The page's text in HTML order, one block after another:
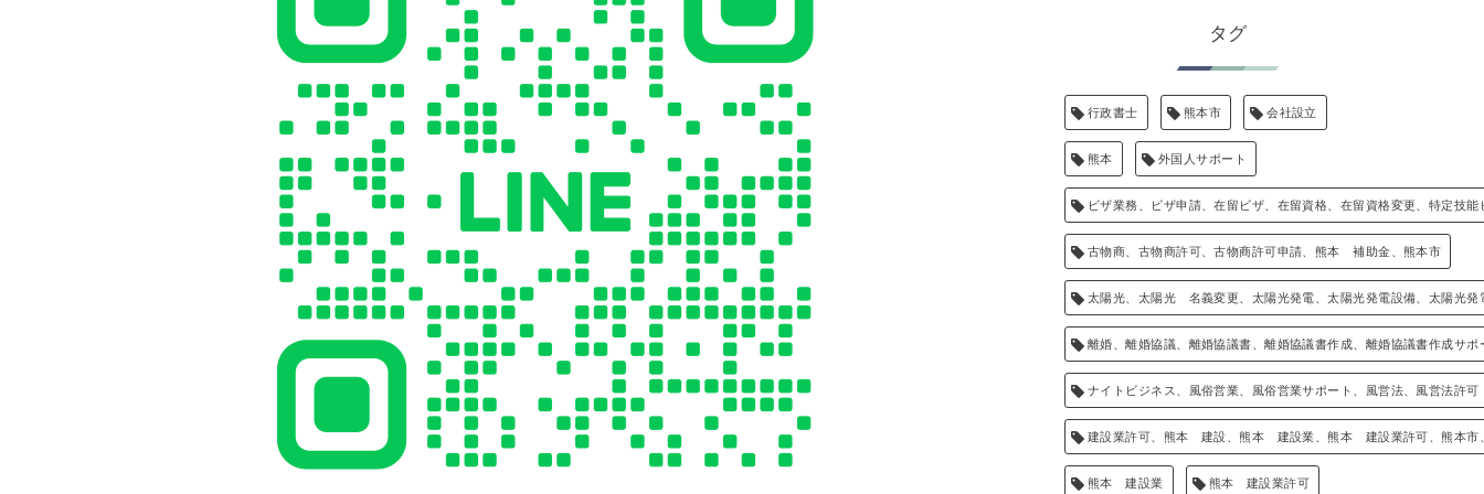
タグ
行政書士 熊本市 会社設立
熊本 外国人サポート
ビザ業務、ビザ申請、在留ビザ、在留資格、在留資格変更、特定技能
古物商、古物商許可、古物商許可申請、熊本 補助金、熊本市
太陽光、太陽光 名義変更、太陽光発電、太陽光発電設備、太陽光
離婚、離婚協議、離婚協議書、離婚協議書作成、離婚協議書作成サポ
ナイトビジネス、風俗営業、風俗営業サポート、風営法、風営法許可
建設業許可、熊本 建設、熊本 建設業、熊本 建設業許可、熊本市
熊本 建設業 熊本 建設業許可